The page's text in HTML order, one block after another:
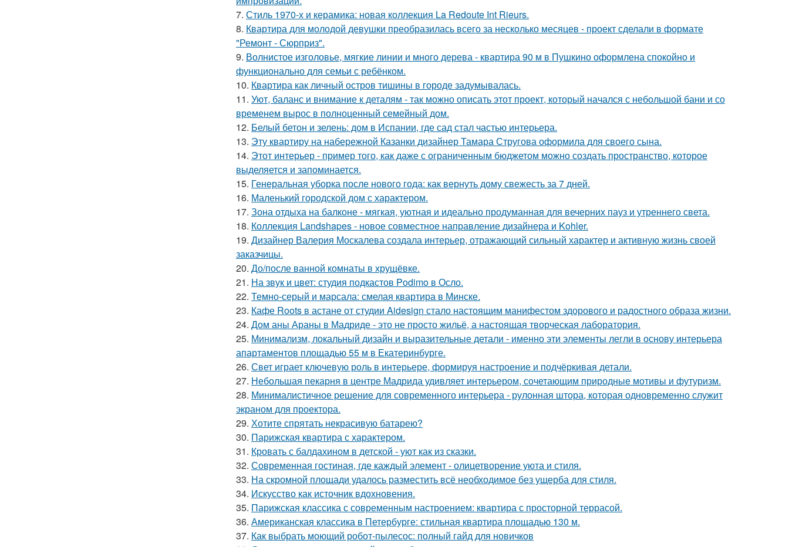
7. Стиль 1970-х и керамика: новая коллекция La Redoute Int Rieurs.
8. Квартира для молодой девушки преобразилась всего за несколько месяцев - проект сделали в формате
"Ремонт - Сюрприз".
9. Волнистое изголовье, мягкие линии и много дерева - квартира 90 м в Пушкино оформлена спокойно и
функционально для семьи с ребёнком.
10. Квартира как личный остров тишины в городе задумывалась.
11. Уют, баланс и внимание к деталям - так можно описать этот проект, который начался с небольшой бани и со
временем вырос в полноценный семейный дом.
12. Белый бетон и зелень: дом в Испании, где сад стал частью интерьера.
13. Эту квартиру на набережной Казанки дизайнер Тамара Стругова оформила для своего сына.
14. Этот интерьер - пример того, как даже с ограниченным бюджетом можно создать пространство, которое
выделяется и запоминается.
15. Генеральная уборка после нового года: как вернуть дому свежесть за 7 дней.
16. Маленький городской дом с характером.
17. Зона отдыха на балконе - мягкая, уютная и идеально продуманная для вечерних пауз и утреннего света.
18. Коллекция Landshapes - новое совместное направление дизайнера и Kohler.
19. Дизайнер Валерия Москалева создала интерьер, отражающий сильный характер и активную жизнь своей
заказчицы.
20. До/после ванной комнаты в хрущёвке.
21. На звук и цвет: студия подкастов Podimo в Осло.
22. Темно-серый и марсала: смелая квартира в Минске.
23. Кафе Roots в астане от студии Aidesign стало настоящим манифестом здорового и радостного образа жизни.
24. Дом аны Араны в Мадриде - это не просто жильё, а настоящая творческая лаборатория.
25. Минимализм, локальный дизайн и выразительные детали - именно эти элементы легли в основу интерьера
апартаментов площадью 55 м в Екатеринбурге.
26. Свет играет ключевую роль в интерьере, формируя настроение и подчёркивая детали.
27. Небольшая пекарня в центре Мадрида удивляет интерьером, сочетающим природные мотивы и футуризм.
28. Минималистичное решение для современного интерьера - рулонная штора, которая одновременно служит
экраном для проектора.
29. Хотите спрятать некрасивую батарею?
30. Парижская квартира с характером.
31. Кровать с балдахином в детской - уют как из сказки.
32. Современная гостиная, где каждый элемент - олицетворение уюта и стиля.
33. На скромной площади удалось разместить всё необходимое без ущерба для стиля.
34. Искусство как источник вдохновения.
35. Парижская классика с современным настроением: квартира с просторной террасой.
36. Американская классика в Петербурге: стильная квартира площадью 130 м.
37. Как выбрать моющий робот-пылесос: полный гайд для новичков